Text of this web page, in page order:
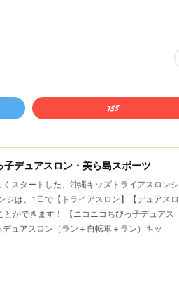
子デュアスロン・美ら島スポーツ
スタートした、沖縄キッズトライアスロンシ
ジは、1日で【トライアスロン】【デュアスロ
ができます！ 【ニコニコちびっ子デュアス
ュアスロン（ラン＋自転車＋ラン）キッ